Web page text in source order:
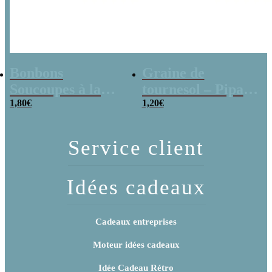
poudre (x20)
1,80€
x 3
1,20€
Service client
Idées cadeaux
Cadeaux entreprises
Moteur idées cadeaux
Idée Cadeau Rétro